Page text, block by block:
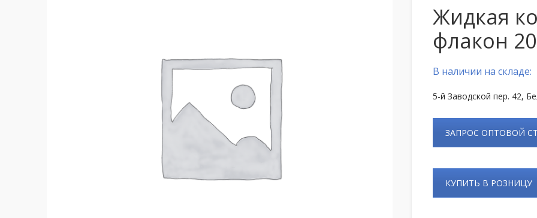
Жидкая
флакон
В наличии на складе:
5-й Заводской пер. 42,
ЗАПРОС ОПТОВОЙ
КУПИТЬ В РОЗНИЦУ